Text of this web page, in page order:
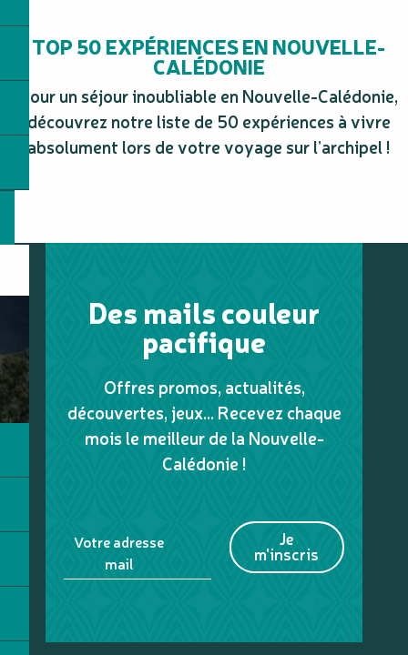
TOP 50 EXPÉRIENCES EN NOUVELLE-
CALÉDONIE
Pour un séjour inoubliable en Nouvelle-Calédonie,
découvrez notre liste de 50 expériences à vivre
absolument lors de votre voyage sur l’archipel !
Des mails couleur
pacifique
Offres promos, actualités,
découvertes, jeux... Recevez chaque
mois le meilleur de la Nouvelle-
Calédonie !
Votre adresse
mail
Je
m'inscris